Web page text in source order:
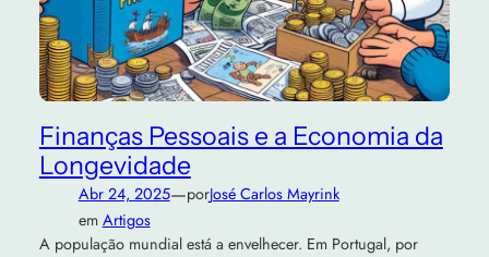
Finanças Pessoais e a Economia da
Longevidade
Abr 24, 2025—porJosé Carlos Mayrink
em Artigos
A população mundial está a envelhecer. Em Portugal, por